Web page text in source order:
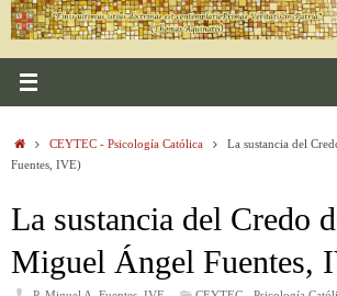
InicioCEYTEC - Psicología Católica
La sustancia del
Fuentes, IVE)
La sustancia del Credo
Miguel Ángel Fuentes,